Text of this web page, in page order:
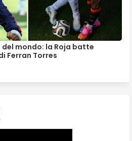
mondo: la Roja batte
Ferran Torres